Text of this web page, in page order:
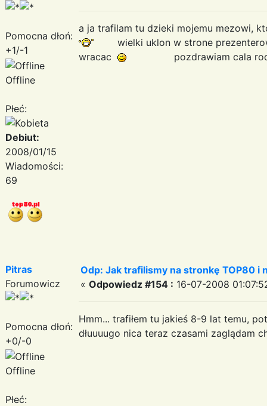
Pomocna dłoń:
+1/-1
Offline
Płeć:
Debiut:
2008/01/15
Wiadomości:
69
a ja trafilam tu dzieki mojemu mezowi,
wielki uklon w strone
wracac
pozdrawiam cala
Pitras
Forumowicz
Pomocna dłoń:
+0/-0
Offline
Płeć:
Odp: Jak trafilismy na stronkę TOP80 i
« Odpowiedz #154 : 16-07-2008
Hmm... trafiłem tu jakieś 8-9 lat temu,
dłuuuugo nica teraz czasami zaglądam